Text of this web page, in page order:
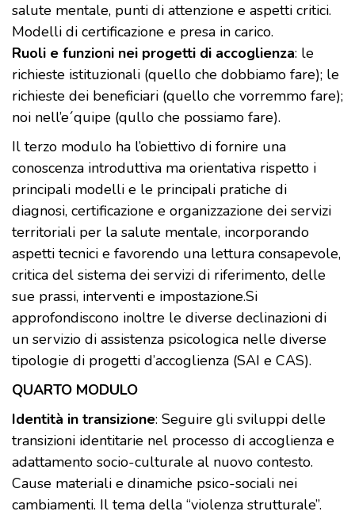
salute mentale, punti di attenzione e aspetti critici.
Modelli di certificazione e presa in carico.
Ruoli e funzioni nei progetti di accoglienza: le
richieste istituzionali (quello che dobbiamo fare); le
richieste dei beneficiari (quello che vorremmo fare);
noi nell’e´quipe (qullo che possiamo fare).
Il terzo modulo ha l’obiettivo di fornire una
conoscenza introduttiva ma orientativa rispetto i
principali modelli e le principali pratiche di
diagnosi, certificazione e organizzazione dei servizi
territoriali per la salute mentale, incorporando
aspetti tecnici e favorendo una lettura consapevole,
critica del sistema dei servizi di riferimento, delle
sue prassi, interventi e impostazione.Si
approfondiscono inoltre le diverse declinazioni di
un servizio di assistenza psicologica nelle diverse
tipologie di progetti d’accoglienza (SAI e CAS).
QUARTO MODULO
Identità in transizione: Seguire gli sviluppi delle
transizioni identitarie nel processo di accoglienza e
adattamento socio-culturale al nuovo contesto.
Cause materiali e dinamiche psico-sociali nei
cambiamenti. Il tema della “violenza strutturale”.